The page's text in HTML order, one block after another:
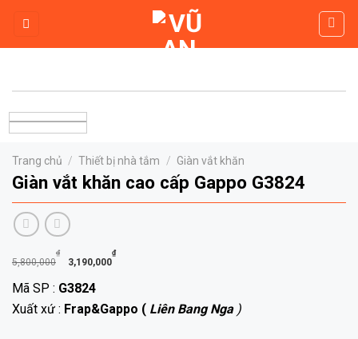
content
Trang chủ / Thiết bị nhà tắm / Giàn vắt khăn
Giàn vắt khăn cao cấp Gappo G3824
5,800,000
₫
Giá
gốc
là:
5,800,000₫.
3,190,000
₫Giá
là:
Mã SP : G3824
Xuất xứ : Frap&Gappo ( Liên Bang Nga)